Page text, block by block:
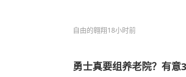
自由的翱翔18小时前
勇士真要组养老院？有意